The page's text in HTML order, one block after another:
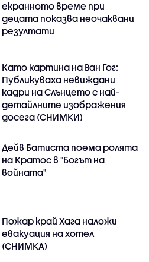
екранното време при
децата показва неочаквани
резултати
Като картина на Ван Гог:
Публикуваха невиждани
кадри на Слънцето с най-
детайлните изображения
досега (СНИМКИ)
Дейв Батиста поема ролята
на Кратос в "Богът на
войната"
Пожар край Хага наложи
евакуация на хотел
(СНИМКА)